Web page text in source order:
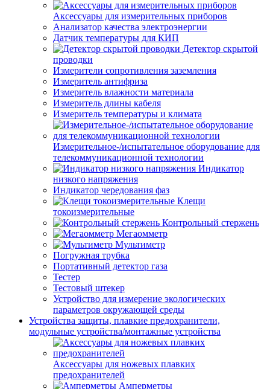
Аксессуары для измерительных приборов
Анализатор качества электроэнергии
Датчик температуры для КИП
Детектор скрытой
проводки
Измерители сопротивления заземления
Измеритель антифриза
Измеритель влажности материала
Измеритель длины кабеля
Измеритель температуры и климата
Измерительное-/испытательное оборудование для
телекоммуникационной технологии
Индикатор
низкого напряжения
Индикатор чередования фаз
Клещи
токоизмерительные
Контрольный стержень
Мегаомметр
Мультиметр
Погружная трубка
Портативный детектор газа
Тестер
Тестовый штекер
Устройство для измерение экологических
параметров окружающей среды
Устройства защиты, плавкие предохранители,
модульные устройства/монтажные устройства
Аксессуары для ножевых плавких
предохранителей
Амперметры